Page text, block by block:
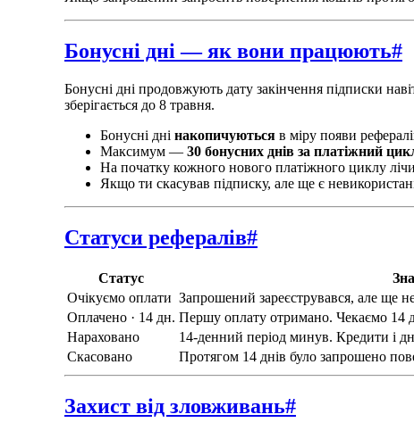
Бонусні дні — як вони працюють#
Бонусні дні продовжують дату закінчення підписки
зберігається до 8 травня.
Бонусні дні накопичуються в міру появи
Максимум — 30 бонусних днів за платіжний
На початку кожного нового платіжного циклу
Якщо ти скасував підписку, але ще є
Статуси рефералів#
Статус
Очікуємо оплати Запрошений зареєструвався, але ще
Оплачено · 14 дн. Першу оплату отримано. Чекаємо 14
Нараховано
14-денний період минув. Кредити і
Скасовано
Протягом 14 днів було запрошено
Захист від зловживань#